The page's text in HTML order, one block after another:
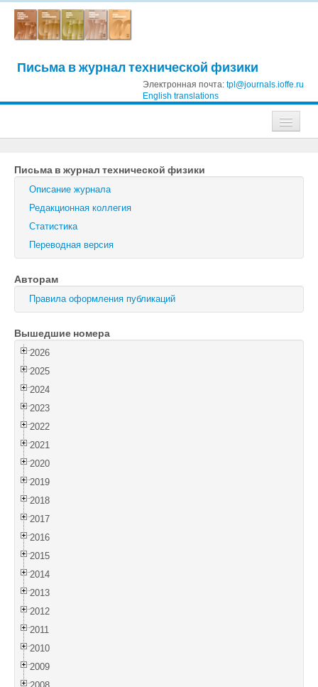
Письма в журнал технической физики
Электронная почта: tpl@journals.ioffe.ru
English translations
Журнал технической физики
Письма в Журнал технической физики
Физика твердого тела
Физика и техника полупроводников
Оптика и спектроскопия
Поиск
Войти
Письма в журнал технической физики
Описание журнала
Редакционная коллегия
Статистика
Переводная версия
Авторам
Правила оформления публикаций
Вышедшие номера
2026
2025
2024
2023
2022
2021
2020
2019
2018
2017
2016
2015
2014
2013
2012
2011
2010
2009